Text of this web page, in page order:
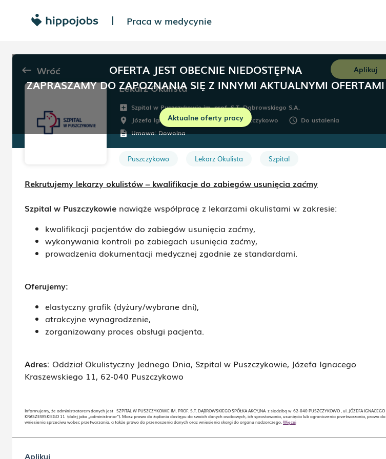
| Praca w medycynie
OFERTA JEST OBECNIE NIEDOSTĘPNA
ZAPRASZAMY DO ZAPOZNANIA SIĘ Z INNYMI AKTUALNYMI OFERTAMI
Aktualne oferty pracy
keyboard_backspace Wróć Aplikuj
Lekarz Okulista
add_box Szpital w Puszczykowie im. prof. S.T. Dąbrowskiego S.A.
room
Józefa Ignacego Kraszewskiego 11,Puszczykowo schedule Do ustalenia
description Umowa:Dowolna
Puszczykowo Lekarz Okulista Szpital
Rekrutujemy lekarzy okulistów – kwalifikacje do zabiegów usunięcia zaćmy
Szpital w Puszczykowie nawiąże współpracę z lekarzami okulistami w zakresie:
kwalifikacji pacjentów do zabiegów usunięcia zaćmy,
wykonywania kontroli po zabiegach usunięcia zaćmy,
prowadzenia dokumentacji medycznej zgodnie ze standardami.
Oferujemy:
elastyczny grafik (dyżury/wybrane dni),
atrakcyjne wynagrodzenie,
zorganizowany proces obsługi pacjenta.
Adres: Oddział Okulistyczny Jednego Dnia, Szpital w Puszczykowie, Józefa Ignacego
Kraszewskiego 11, 62-040 Puszczykowo
Informujemy, że administratorem danych jest SZPITAL W PUSZCZYKOWIE IM. PROF. S.T. DĄBROWSKIEGO SPÓŁKA AKCYJNA z siedzibą w 62-040 PUSZCZYKOWO , ul. JÓZEFA IGNACEGO
KRASZEWSKIEGO 11 (dalej jako „administrator”). Masz prawo do żądania dostępu do swoich danych osobowych, ich sprostowania, usunięcia lub ograniczenia przetwarzania, prawo do
wniesienia sprzeciwu wobec przetwarzania, a także prawo do przenoszenia danych oraz wniesienia skargi do organu nadzorczego. Więcej
Aplikuj